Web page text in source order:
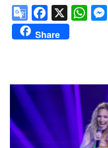
Google
Translate
X
Share